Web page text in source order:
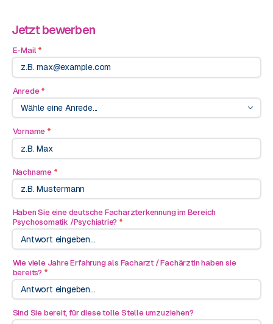
Jetzt bewerben
E-Mail *
Anrede *
Wähle eine Anrede...
Vorname *
Nachname *
Haben Sie eine deutsche Facharzterkennung im Bereich
Psychosomatik /Psychiatrie? *
Wie viele Jahre Erfahrung als Facharzt / Fachärztin haben sie
bereits? *
Sind Sie bereit, für diese tolle Stelle umzuziehen?